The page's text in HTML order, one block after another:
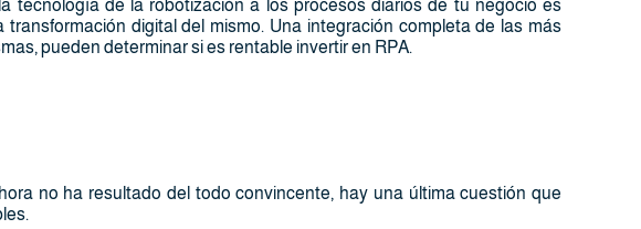
tecnología de la robotización a los procesos diarios de tu negocio es
digital del mismo. Una integración completa de las más
pueden determinar si es rentable invertir en RPA.
no ha resultado del todo convincente, hay una última cuestión que